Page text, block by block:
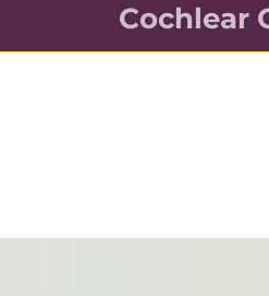
Cochlear
a lehető legtöbbet hozza ki